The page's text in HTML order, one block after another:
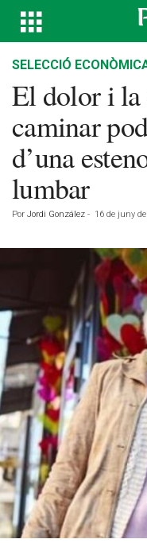
SELECCIÓ
El dolor i
caminar
d’una
lumbar
Por Jordi González - 16 de juny